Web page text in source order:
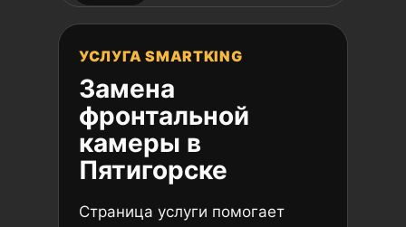
УСЛУГА SMARTKING
Замена
фронтальной
камеры в
Пятигорске
Страница услуги помогает